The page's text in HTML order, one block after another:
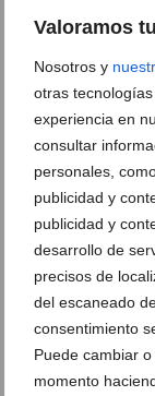
Valoramos
Nosotros y
otras
experiencia en
consultar
personales,
publicidad y
publicidad y
desarrollo de
precisos de
del escaneado
consentimiento
Puede cambiar
momento
donación de
07 de noviembre de
Ver sorteos
Newsletter